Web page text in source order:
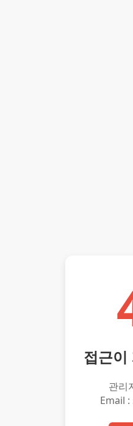
접근이
관리
Email